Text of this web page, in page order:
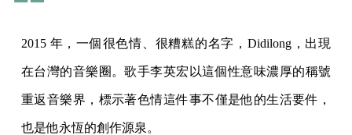
2015 年，一個很色情、很糟糕的名字，Didilong，出現
在台灣的音樂圈。歌手李英宏以這個性意味濃厚的稱號
重返音樂界，標示著色情這件事不僅是他的生活要件，
也是他永恆的創作源泉。